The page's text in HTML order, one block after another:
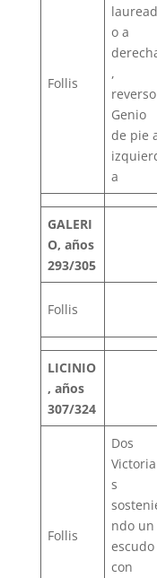
Follis
lauread
o a
,
reverso
Genio
de pie
a
GALERI
O, años
293/305
Follis
LICINIO
, años
307/324
Follis
Dos
Victoria
s
ndo un
escudo
con